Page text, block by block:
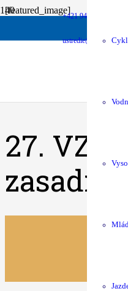
+421 940 630 680
ustredie@kst.sk
[featured_image]
Verzia
Posledná aktualizácia
27. VZ